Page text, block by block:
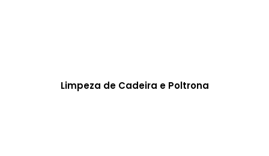
Limpeza de Cadeira e Poltrona